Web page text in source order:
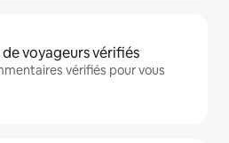
voyageurs vérifiés
vérifiés pour vous